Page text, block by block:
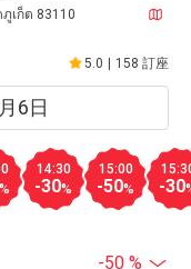
เก็ต 83110
5.0 158 訂座
%
14:30
-30%
15:00
-50% -30
-50 %